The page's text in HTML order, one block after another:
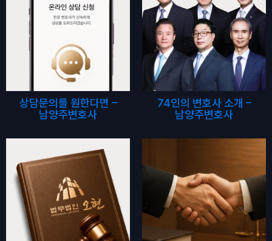
상담문의를 원한다면 –
남양주변호사
74인의 변호사 소개 –
남양주변호사